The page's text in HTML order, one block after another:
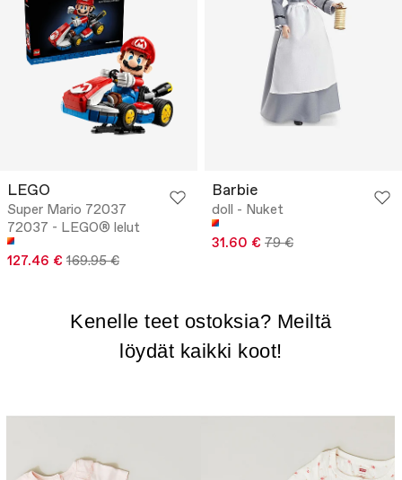
LEGO
Super Mario 72037
72037 - LEGO® lelut
127.46 € 169.95 €
Barbie
doll - Nuket
31.60 € 79 €
Kenelle teet ostoksia? Meiltä
löydät kaikki koot!